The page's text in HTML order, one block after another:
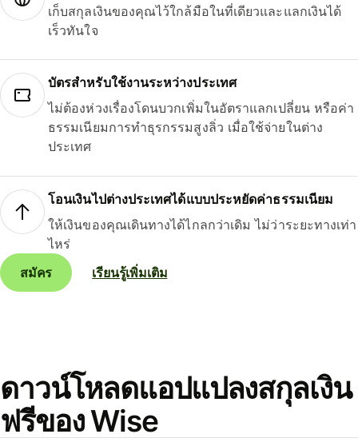
เก็บสกุลเงินของคุณไว้ใกล้มือในที่เดียวและแลกเงินได้
เร็วทันใจ
บัตรสำหรับใช้งานระหว่างประเทศ
ไม่ต้องห่วงเรื่องโดนบวกเพิ่มในอัตราแลกเปลี่ยน หรือค่า
ธรรมเนียมการทำธุรกรรมสูงลิ่ว เมื่อใช้จ่ายในต่าง
ประเทศ
โอนเงินไปต่างประเทศได้แบบประหยัดค่าธรรมเนียม
ให้เงินของคุณเดินทางได้ไกลกว่าเดิม ไม่ว่าระยะทางเท่า
ไหร่
สมัคร
เรียนรู้เพิ่มเติม
ดาวน์โหลดแอปแปลงสกุลเงิน
ฟรีของ Wise